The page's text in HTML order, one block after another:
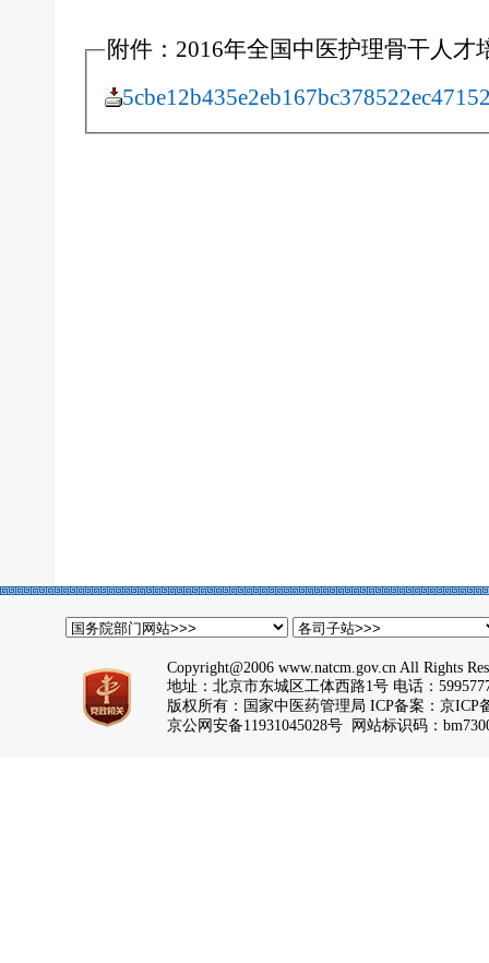
附件：2016年全国中医护理骨干人才
Copyright@2006 www.natcm.gov.cn All Rights
地址：北京市东城区工体西路1号 电话：
版权所有：国家中医药管理局 ICP备案： 京ICP
京公网安备11931045028号 网站标识码：